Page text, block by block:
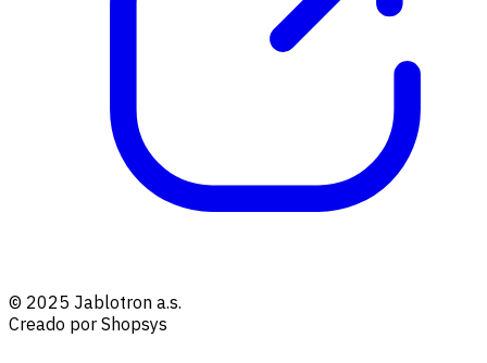
© 2025 Jablotron a.s.
Creado por Shopsys